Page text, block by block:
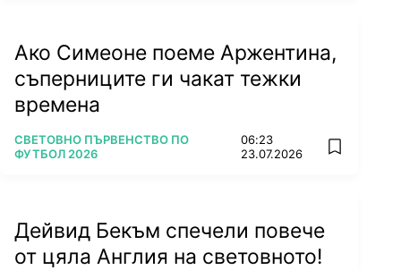
Ако Симеоне поеме Аржентина,
съперниците ги чакат тежки
времена
ПОВЕЧЕ ОТ
СВЕТОВНО ПЪРВЕНСТВО ПО
ФУТБОЛ 2026
06:23
23.07.2026
add
Дейвид Бекъм спечели повече
от цяла Англия на световното!